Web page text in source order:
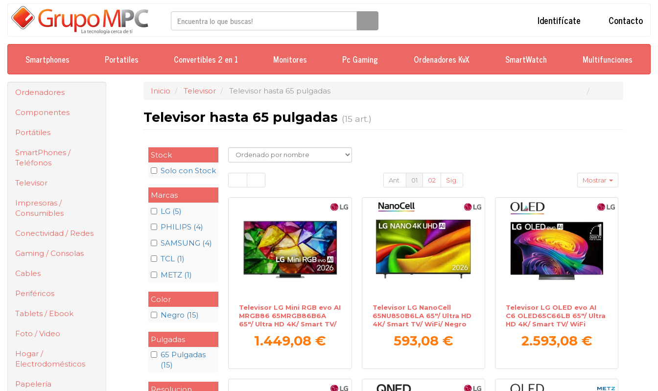
Identifícate Contacto
Smartphones Portatiles Convertibles 2 en 1 Monitores Pc Gaming Ordenadores KvX SmartWatch Multifunciones
Ordenadores
Componentes
Portátiles
SmartPhones /
Teléfonos
Televisor
Impresoras /
Consumibles
Conectividad / Redes
Gaming / Consolas
Cables
Periféricos
Tablets / Ebook
Foto / Video
Hogar /
Electrodomésticos
Papelería
Inicio Televisor Televisor hasta 65 pulgadas
Televisor hasta 65 pulgadas (15 art.)
Stock
Solo con Stock
Marcas
LG (5)
PHILIPS (4)
SAMSUNG (4)
TCL (1)
METZ (1)
Color
Negro (15)
Pulgadas
65 Pulgadas
(15)
Ant. 01 02 Sig. Mostrar
Televisor LG Mini RGB evo AI
MRGB86 65MRGB86B6A
65"/ Ultra HD 4K/ Smart TV/
1.449,08 €
Televisor LG NanoCell
65NU850B6LA 65"/ Ultra HD
4K/ Smart TV/ WiFi/ Negro
593,08 €
Televisor LG OLED evo AI
C6 OLED65C66LB 65"/ Ultra
HD 4K/ Smart TV/ WiFi
2.593,08 €